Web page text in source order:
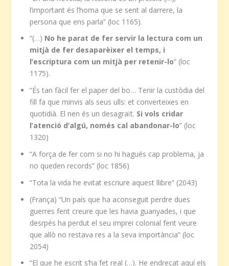
l’important és l’homa que se sent al darrere, la
persona que ens parla” (loc 1165).
“(…) No he parat de fer servir la lectura com un
mitjà de fer desaparèixer el temps, i
l’escriptura com un mitjà per retenir-lo” (loc
1175).
“És tan fàcil fer el paper del bo… Tenir la custòdia del
fill fa que minvis als seus ulls: et converteixes en
quotidià. El nen és un desagraït. Si vols cridar
l’atenció d’algú, només cal abandonar-lo” (loc
1320)
“A força de fer com si no hi hagués cap problema, ja
no queden records” (loc 1856)
“Tota la vida he evitat escriure aquest llibre” (2043)
(França) “Un país que ha aconseguit perdre dues
guerres fent creure que les havia guanyades, i que
desrpés ha perdut el seu imprei colonial fent veure
que allò no restava res a la seva importància” (loc
2054)
“El que he escrit s’ha fet real (…). He endreçat aquí els